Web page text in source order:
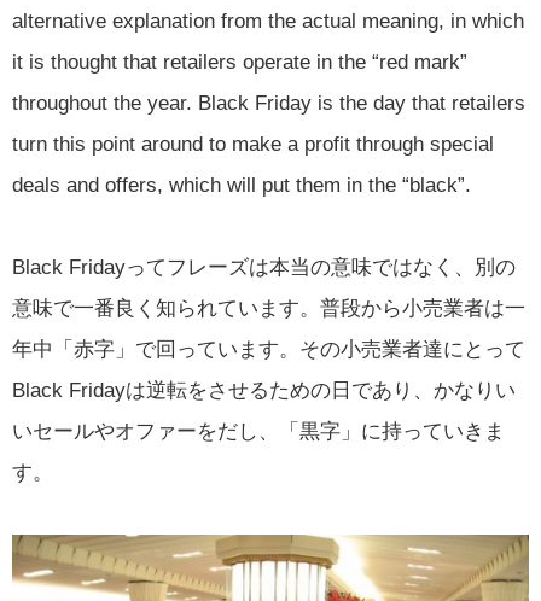
alternative explanation from the actual meaning, in which
it is thought that retailers operate in the “red mark”
throughout the year. Black Friday is the day that retailers
turn this point around to make a profit through special
deals and offers, which will put them in the “black”.
Black Fridayってフレーズは本当の意味ではなく、別の
意味で一番良く知られています。普段から小売業者は一
年中「赤字」で回っています。その小売業者達にとって
Black Fridayは逆転をさせるための日であり、かなりい
いセールやオファーをだし、「黒字」に持っていきま
す。